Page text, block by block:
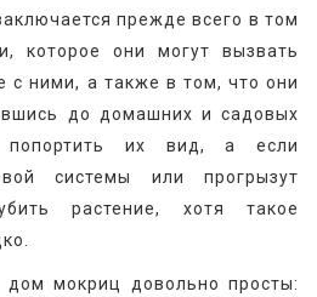
прежде всего в том
которое они могут вызвать
с ними, а также в том, что они
до домашних и садовых
попортить их вид, а если
системы или прогрызут
растение, хотя такое
мокриц довольно просты: